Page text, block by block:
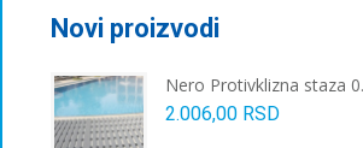
Novi proizvodi
Nero Protivklizna staza
2.006,00 RSD